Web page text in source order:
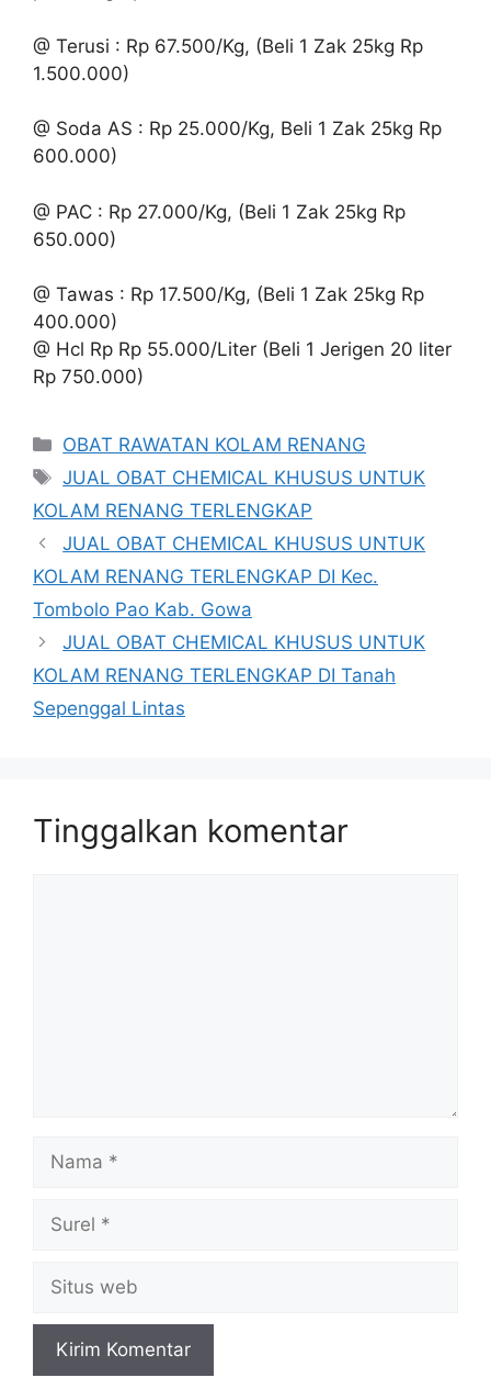
@ Terusi : Rp 67.500/Kg, (Beli 1 Zak 25kg Rp
1.500.000)
@ Soda AS : Rp 25.000/Kg, Beli 1 Zak 25kg Rp
600.000)
@ PAC : Rp 27.000/Kg, (Beli 1 Zak 25kg Rp
650.000)
@ Tawas : Rp 17.500/Kg, (Beli 1 Zak 25kg Rp
400.000)
@ Hcl Rp Rp 55.000/Liter (Beli 1 Jerigen 20 liter
Rp 750.000)
Kategori
OBAT RAWATAN KOLAM RENANG
Tag
JUAL OBAT CHEMICAL KHUSUS UNTUK
KOLAM RENANG TERLENGKAP
JUAL OBAT CHEMICAL KHUSUS UNTUK
KOLAM RENANG TERLENGKAP DI Kec.
Tombolo Pao Kab. Gowa
JUAL OBAT CHEMICAL KHUSUS UNTUK
KOLAM RENANG TERLENGKAP DI Tanah
Sepenggal Lintas
Tinggalkan komentar
Nama
Surel
Situs
web